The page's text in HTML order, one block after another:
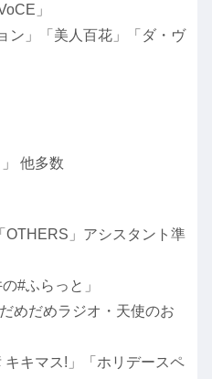
」
ン」「美人百花」「ダ・ヴ
他多数
OTHERS」アシスタント準
#ふらっと」
だめだめラジオ・天使のお
キキマス!」「ホリデースペ